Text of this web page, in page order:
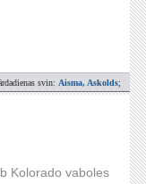
svin: Aisma, Askolds;
Kolorado vaboles